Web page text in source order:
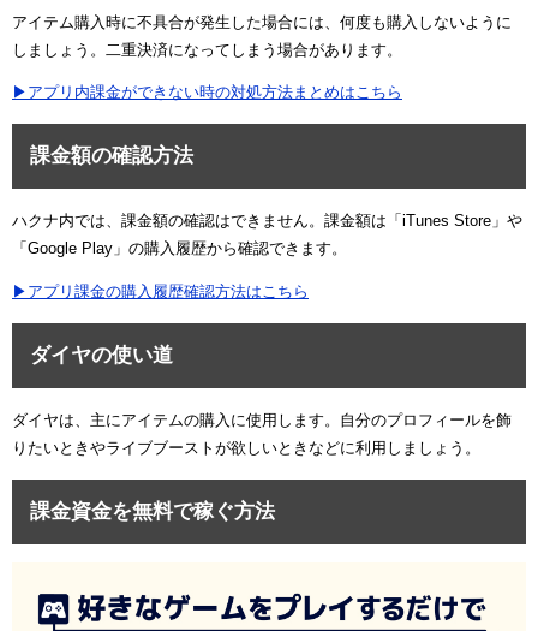
アイテム購入時に不具合が発生した場合には、何度も購入しないように
しましょう。二重決済になってしまう場合があります。
▶アプリ内課金ができない時の対処方法まとめはこちら
課金額の確認方法
ハクナ内では、課金額の確認はできません。課金額は「iTunes Store」や
「Google Play」の購入履歴から確認できます。
▶アプリ課金の購入履歴確認方法はこちら
ダイヤの使い道
ダイヤは、主にアイテムの購入に使用します。自分のプロフィールを飾
りたいときやライブブーストが欲しいときなどに利用しましょう。
課金資金を無料で稼ぐ方法